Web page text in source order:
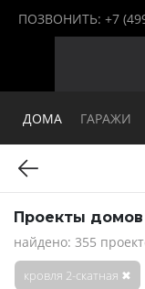
ПОЗВОНИТЬ: +7
ДОМА ГАРАЖИ
Проекты домов
найдено: 355
кровля 2-скатная ✖